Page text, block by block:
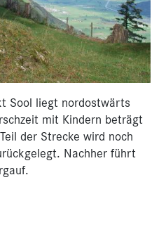
Sool liegt nordostwärts
mit Kindern beträgt
der Strecke wird noch
Nachher führt